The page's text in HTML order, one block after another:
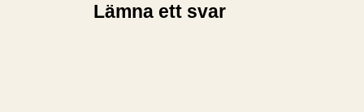
Lämna ett svar